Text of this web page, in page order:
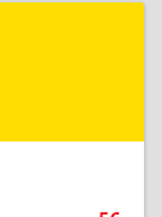
р-н,